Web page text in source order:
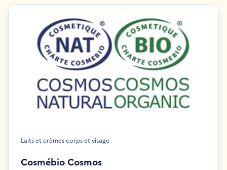
Laits et crèmes corps et visage
Cosmébio Cosmos